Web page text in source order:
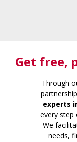
Get free,
Through
partnership
experts
every step
We
needs,